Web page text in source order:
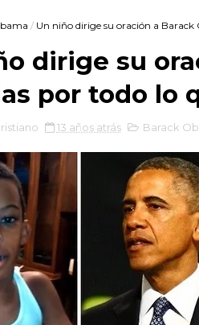
/ Un niño dirige su oración a
dirige su
por todo lo
13 años atrás Barack